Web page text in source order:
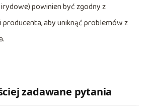
powinien być zgodny z
producenta, aby uniknąć problemów z
zadawane pytania